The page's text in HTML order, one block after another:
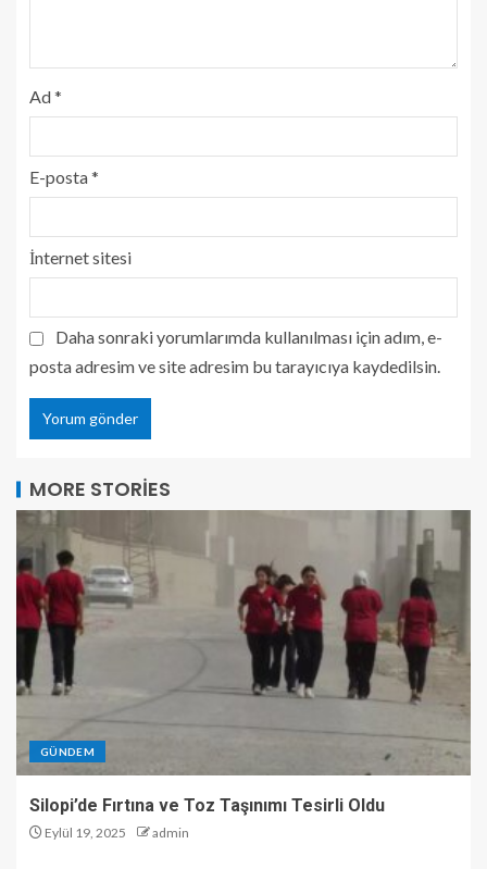
Ad*
E-posta*
İnternet sitesi
Daha sonraki yorumlarımda kullanılması için adım, e-
posta adresim ve site adresim bu tarayıcıya kaydedilsin.
MORE STORIES
GÜNDEM
Silopi’de Fırtına ve Toz Taşınımı Tesirli Oldu
Eylül 19, 2025 admin